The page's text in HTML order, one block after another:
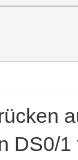
DS0/